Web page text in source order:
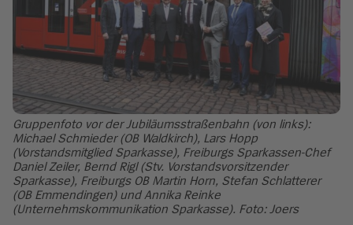
Gruppenfoto vor der Jubiläumsstraßenbahn (von links):
Michael Schmieder (OB Waldkirch), Lars Hopp
(Vorstandsmitglied Sparkasse), Freiburgs Sparkassen-Chef
Daniel Zeiler, Bernd Rigl (Stv. Vorstandsvorsitzender
Sparkasse), Freiburgs OB Martin Horn, Stefan Schlatterer
(OB Emmendingen) und Annika Reinke
(Unternehmskommunikation Sparkasse). Foto: Joers